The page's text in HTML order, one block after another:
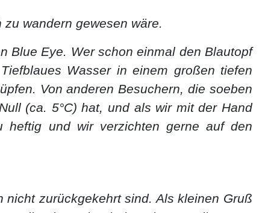
wandern gewesen wäre.
Blue Eye. Wer schon einmal den Blautopf
Wasser in einem großen tiefen
Von anderen Besuchern, die soeben
(ca. 5°C) hat, und als wir mit der Hand
und wir verzichten gerne auf den
zurückgekehrt sind. Als kleinen Gruß